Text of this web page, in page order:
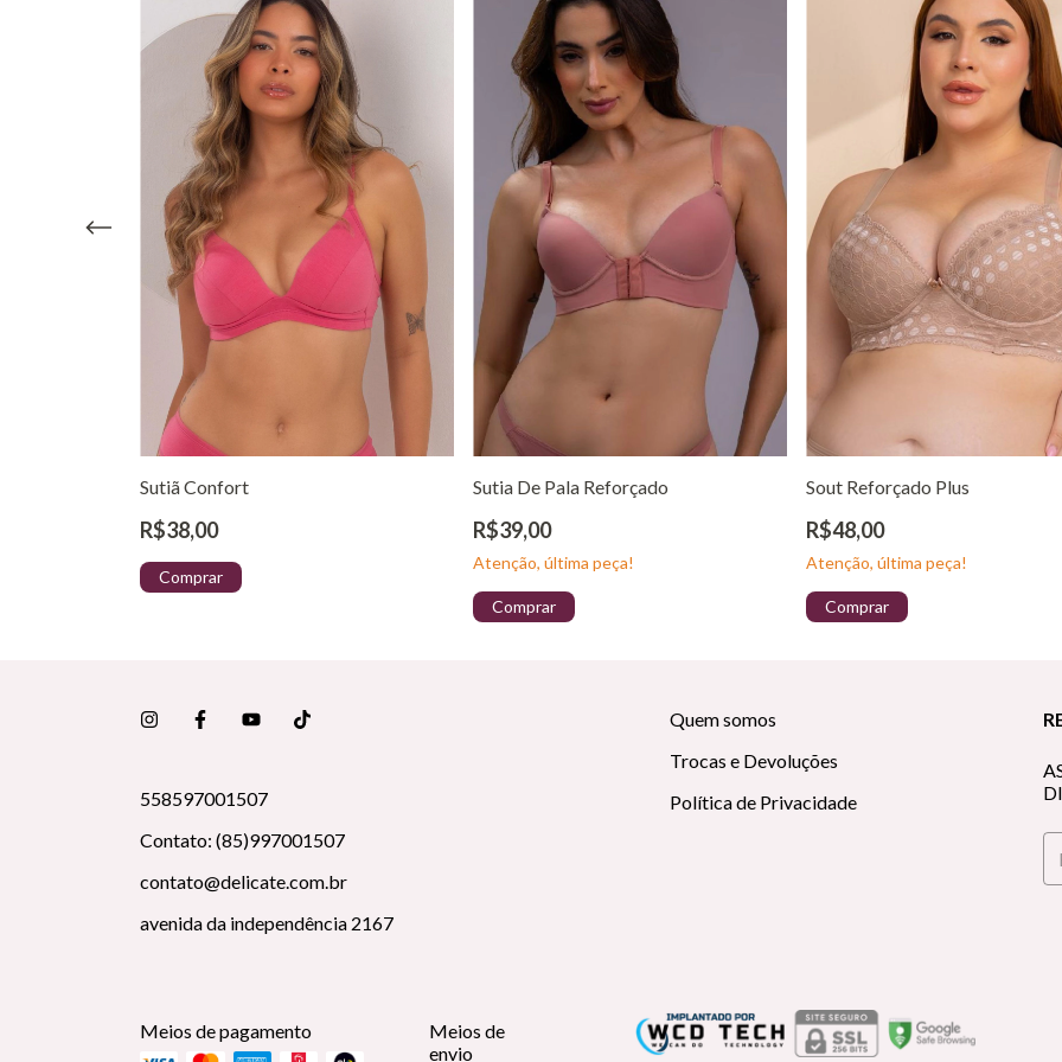
Sutiã Confort
R$38,00
Comprar
Sutia De Pala Reforçado
R$39,00
Atenção, última peça!
Comprar
Sout Reforçado Plus
R$48,00
Atenção, última peça!
Comprar
558597001507
Contato: (85)997001507
contato@delicate.com.br
avenida da independência 2167
Quem somos
Trocas e Devoluções
Política de Privacidade
Meios de pagamento
Meios de
envio